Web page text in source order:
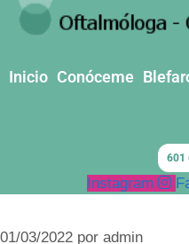
Inicio Conóceme
601
Instagram
01/03/2022 por admin